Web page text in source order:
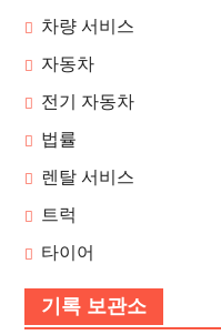
차량 서비스
자동차
전기 자동차
법률
렌탈 서비스
트럭
타이어
기록 보관소